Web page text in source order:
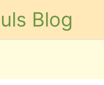
Blog